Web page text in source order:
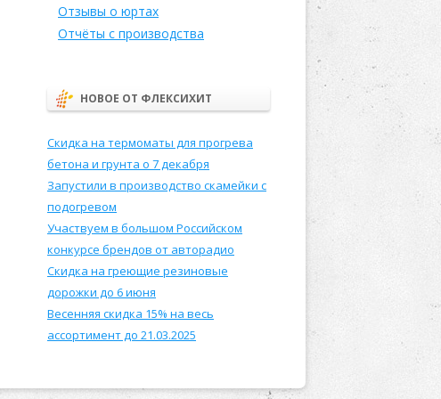
Отзывы о юртах
Отчёты с производства
НОВОЕ ОТ ФЛЕКСИХИТ
Скидка на термоматы для прогрева
бетона и грунта о 7 декабря
Запустили в производство скамейки с
подогревом
Участвуем в большом Российском
конкурсе брендов от авторадио
Скидка на греющие резиновые
дорожки до 6 июня
Весенняя скидка 15% на весь
ассортимент до 21.03.2025